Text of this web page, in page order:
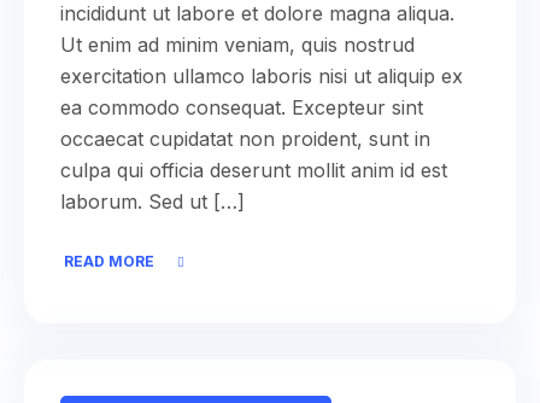
incididunt ut labore et dolore magna aliqua.
Ut enim ad minim veniam, quis nostrud
exercitation ullamco laboris nisi ut aliquip ex
ea commodo consequat. Excepteur sint
occaecat cupidatat non proident, sunt in
culpa qui officia deserunt mollit anim id est
laborum. Sed ut […]
READ MORE